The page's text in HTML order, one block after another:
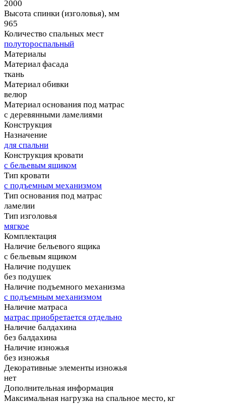
2000
Высота спинки (изголовья), мм
965
Количество спальных мест
полутороспальный
Материалы
Материал фасада
ткань
Материал обивки
велюр
Материал основания под матрас
с деревянными ламелиями
Конструкция
Назначение
для спальни
Конструкция кровати
с бельевым ящиком
Тип кровати
с подъемным механизмом
Тип основания под матрас
ламелии
Тип изголовья
мягкое
Комплектация
Наличие бельевого ящика
с бельевым ящиком
Наличие подушек
без подушек
Наличие подъемного механизма
с подъемным механизмом
Наличие матраса
матрас приобретается отдельно
Наличие балдахина
без балдахина
Наличие изножья
без изножья
Декоративные элементы изножья
нет
Дополнительная информация
Максимальная нагрузка на спальное место, кг